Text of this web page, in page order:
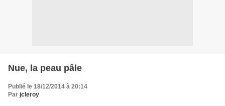
Nue, la peau pâle
Publié le 18/12/2014 à 20:14
Par jcleroy